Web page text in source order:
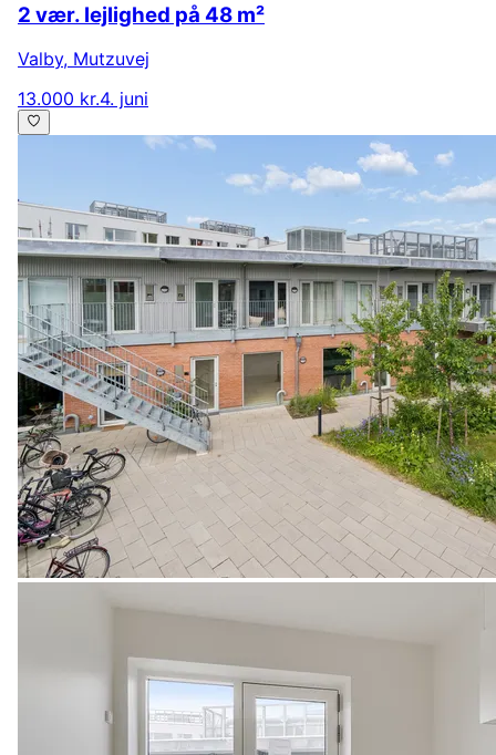
2 vær. lejlighed på 48 m²
Valby, Mutzuvej
13.000 kr.4. juni